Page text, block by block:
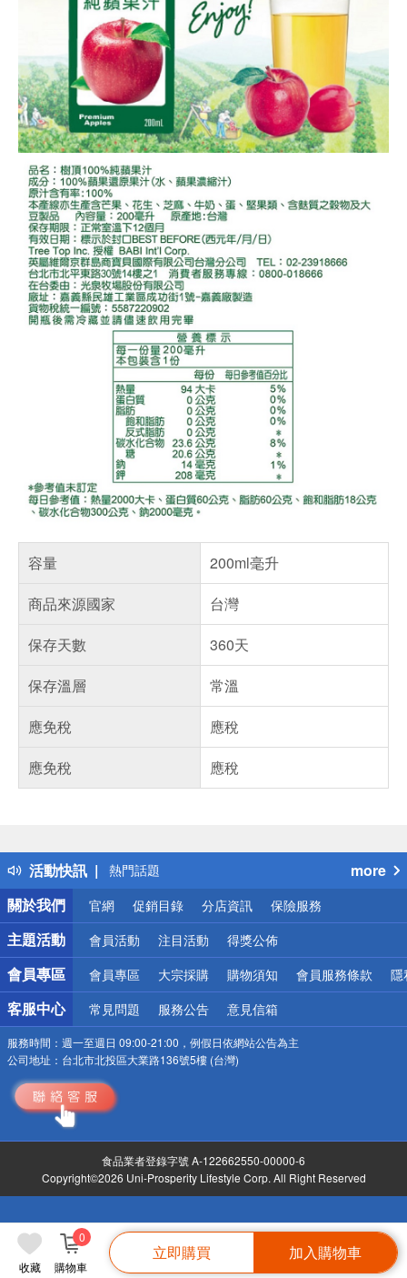
收藏 購物車
0
立即購買 加入購物車
容量
200ml毫升
商品來源國家
台灣
保存天數
360天
保存溫層
常溫
應免稅
應稅
應免稅
應稅
活動快訊
得獎公告
熱門話題
銀行優惠
偏遠地區配送
詐騙網頁！請小心！
more
關於我們
官網 促銷目錄 分店資訊 保險服務
主題活動 會員活動 注目活動 得獎公佈
會員專區 會員專區 大宗採購 購物須知 會員服務條款 隱
客服中心 常見問題 服務公告 意見信箱
服務時間： 週一至週日 09:00-21:00，例假日依網站公告為主
公司地址： 台北市北投區大業路136號5樓 (台灣)
食品業者登錄字號 A-122662550-00000-6
Copyright©2026 Uni-Prosperity Lifestyle Corp. All Right Reserved